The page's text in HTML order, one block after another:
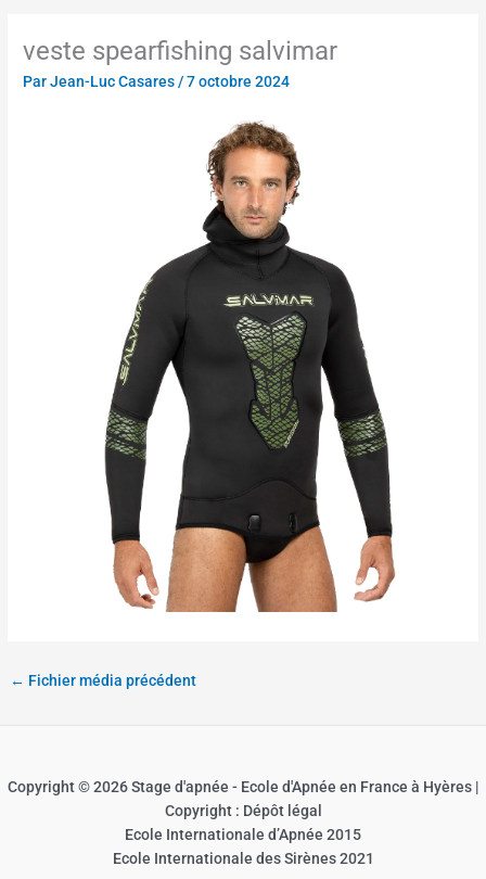
veste spearfishing salvimar
ParJean-Luc Casares/7 octobre 2024
← Fichier média précédent
Copyright © 2026 Stage d'apnée - Ecole d'Apnée en France à Hyères |
Copyright : Dépôt légal
Ecole Internationale d’Apnée 2015
Ecole Internationale des Sirènes 2021